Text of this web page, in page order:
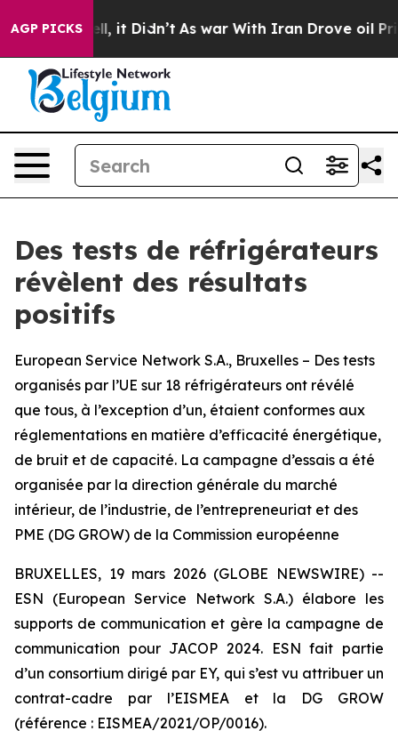
AGP PICKS
Well, it Didn’t As war With Iran Drove oil Prices
Des tests de réfrigérateurs
révèlent des résultats
positifs
European Service Network S.A., Bruxelles – Des tests
organisés par l’UE sur 18 réfrigérateurs ont révélé
que tous, à l’exception d’un, étaient conformes aux
réglementations en matière d’efficacité énergétique,
de bruit et de capacité. La campagne d’essais a été
organisée par la direction générale du marché
intérieur, de l’industrie, de l’entrepreneuriat et des
PME (DG GROW) de la Commission européenne
BRUXELLES, 19 mars 2026 (GLOBE NEWSWIRE) --
ESN (European Service Network S.A.) élabore les
supports de communication et gère la campagne de
communication pour JACOP 2024. ESN fait partie
d’un consortium dirigé par EY, qui s’est vu attribuer un
contrat-cadre par l’EISMEA et la DG GROW
(référence : EISMEA/2021/OP/0016).